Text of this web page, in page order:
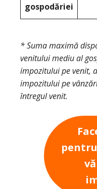
gospodăriei
* Suma maximă
venitului mediu al
impozitului pe venit,
impozitului pe
întregul venit.